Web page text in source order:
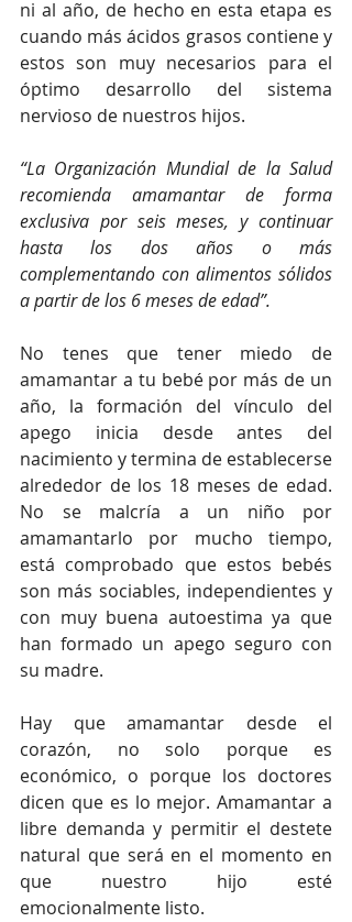
ni al año, de hecho en esta etapa es
cuando más ácidos grasos contiene y
estos son muy necesarios para el
óptimo desarrollo del sistema
nervioso de nuestros hijos.
“La Organización Mundial de la Salud
recomienda amamantar de forma
exclusiva por seis meses, y continuar
hasta los dos años o más
complementando con alimentos sólidos
a partir de los 6 meses de edad”.
No tenes que tener miedo de
amamantar a tu bebé por más de un
año, la formación del vínculo del
apego inicia desde antes del
nacimiento y termina de establecerse
alrededor de los 18 meses de edad.
No se malcría a un niño por
amamantarlo por mucho tiempo,
está comprobado que estos bebés
son más sociables, independientes y
con muy buena autoestima ya que
han formado un apego seguro con
su madre.
Hay que amamantar desde el
corazón, no solo porque es
económico, o porque los doctores
dicen que es lo mejor. Amamantar a
libre demanda y permitir el destete
natural que será en el momento en
que nuestro hijo esté
emocionalmente listo.